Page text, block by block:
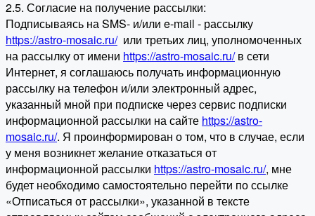
2.5. Согласие на получение рассылки:
Подписываясь на SMS- и/или e-mail - рассылку
https://astro-mosaic.ru/или третьих лиц, уполномоченных
на рассылку от имени https://astro-mosaic.ru/в сети
Интернет, я соглашаюсь получать информационную
рассылку на телефон и/или электронный адрес,
указанный мной при подписке через сервис подписки
информационной рассылки на сайте https://astro-
mosaic.ru/. Я проинформирован о том, что в случае, если
у меня возникнет желание отказаться от
информационной рассылки https://astro-mosaic.ru/, мне
будет необходимо самостоятельно перейти по ссылке
«Отписаться от рассылки», указанной в тексте